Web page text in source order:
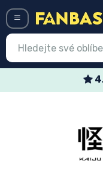
Nejnovější věci
Speciální